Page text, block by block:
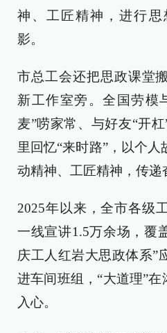
神、工匠精神，进行
影。
市总工会还把思政课堂
新工作室旁。全国劳模
麦”唠家常、与好友“开
里回忆“来时路”，以个
动精神、工匠精神，传递
2025年以来，全市各级
一线宣讲1.5万余场，覆
庆工人红岩大思政体系”
进车间班组，“大道理”在
入心。